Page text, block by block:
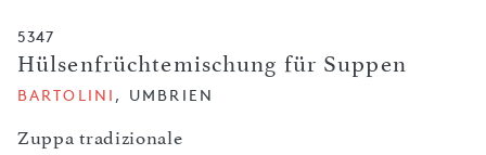
5347
Hülsenfrüchtemischung für Suppen
Zuppa tradizionale
BARTOLINI , UMBRIEN